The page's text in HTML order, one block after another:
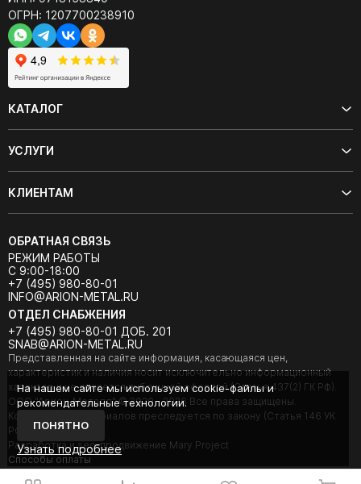
ОГРН: 1207700238910
КАТАЛОГ
УСЛУГИ
КЛИЕНТАМ
ОБРАТНАЯ СВЯЗЬ
РЕЖИМ РАБОТЫ
С 9:00-18:00
+7 (495) 980-80-01
INFO@ARION-METAL.RU
ОТДЕЛ СНАБЖЕНИЯ
+7 (495) 980-80-01 ДОБ. 201
SNAB@ARION-METAL.RU
Представленная на сайте информация, касающаяся цен,
характеристик и наличия носит исключительно информационный
характер и не является публичной офертой (Статья 437(2) ГК РФ).
ООО "Арион-Металл" © 2020 - 2026 Все права защищены.
Копирование материалов преследуется по закону (Статья 146 УК
РФ).
Разработка и seo-продвижение Mary Project
Cпособы оплаты
На нашем сайте мы используем cookie-файлы и
рекомендательные технологии.
ПОНЯТНО
Узнать подробнее